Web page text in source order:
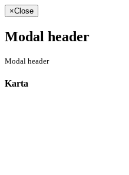
×Close
Modal header
Modal header
Karta